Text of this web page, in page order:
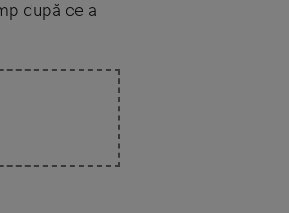
după ce a